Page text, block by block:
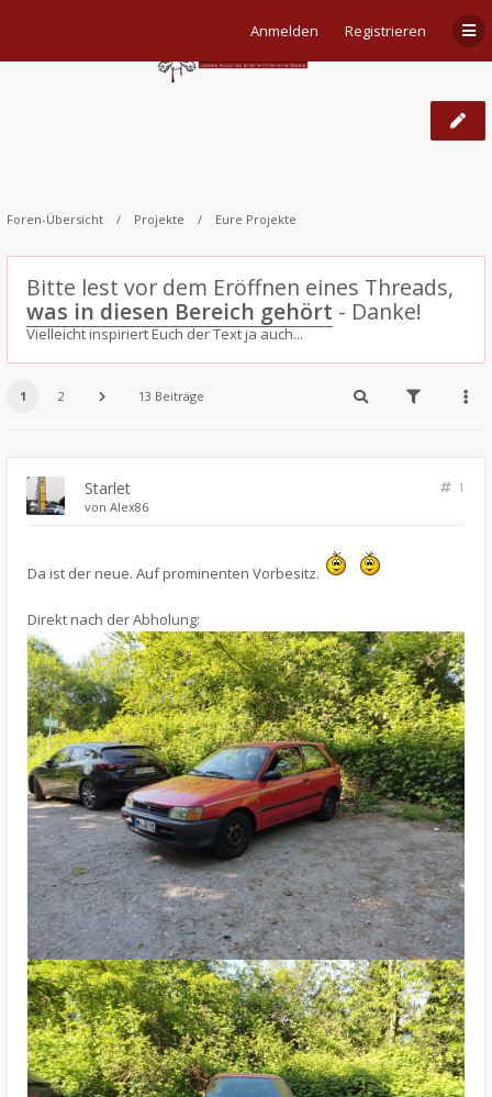
Anmelden Registrieren
Foren-Übersicht Projekte Eure Projekte
Bitte lest vor dem Eröffnen eines Threads,
was in diesen Bereich gehört - Danke!
Vielleicht inspiriert Euch der Text ja auch...
1 2 13 Beiträge
Starlet
1
von Alex86
Da ist der neue. Auf prominenten Vorbesitz.
Direkt nach der Abholung: